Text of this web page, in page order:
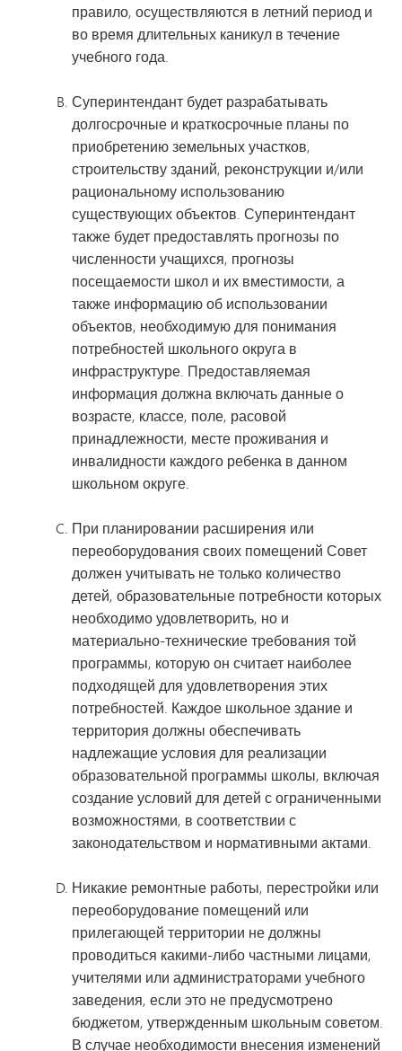
правило, осуществляются в летний период и
во время длительных каникул в течение
учебного года.
Суперинтендант будет разрабатывать
долгосрочные и краткосрочные планы по
приобретению земельных участков,
строительству зданий, реконструкции и/или
рациональному использованию
существующих объектов. Суперинтендант
также будет предоставлять прогнозы по
численности учащихся, прогнозы
посещаемости школ и их вместимости, а
также информацию об использовании
объектов, необходимую для понимания
потребностей школьного округа в
инфраструктуре. Предоставляемая
информация должна включать данные о
возрасте, классе, поле, расовой
принадлежности, месте проживания и
инвалидности каждого ребенка в данном
школьном округе.
При планировании расширения или
переоборудования своих помещений Совет
должен учитывать не только количество
детей, образовательные потребности которых
необходимо удовлетворить, но и
материально-технические требования той
программы, которую он считает наиболее
подходящей для удовлетворения этих
потребностей. Каждое школьное здание и
территория должны обеспечивать
надлежащие условия для реализации
образовательной программы школы, включая
создание условий для детей с ограниченными
возможностями, в соответствии с
законодательством и нормативными актами.
Никакие ремонтные работы, перестройки или
переоборудование помещений или
прилегающей территории не должны
проводиться какими-либо частными лицами,
учителями или администраторами учебного
заведения, если это не предусмотрено
бюджетом, утвержденным школьным советом.
В случае необходимости внесения изменений